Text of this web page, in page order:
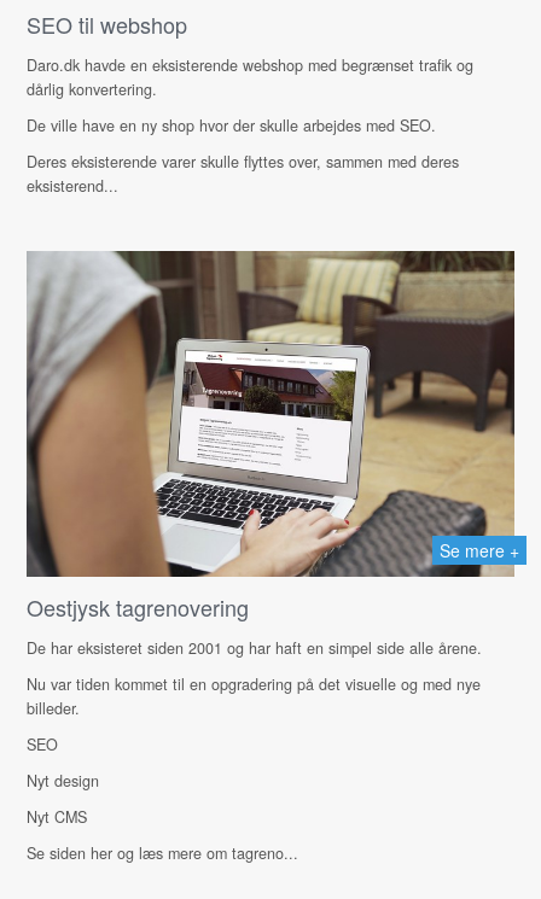
SEO til webshop
Daro.dk havde en eksisterende webshop med begrænset trafik og
dårlig konvertering.
De ville have en ny shop hvor der skulle arbejdes med SEO.
Deres eksisterende varer skulle flyttes over, sammen med deres
eksisterend...
Se mere +
Oestjysk tagrenovering
De har eksisteret siden 2001 og har haft en simpel side alle årene.
Nu var tiden kommet til en opgradering på det visuelle og med nye
billeder.
SEO
Nyt design
Nyt CMS
Se siden her og læs mere om tagreno...